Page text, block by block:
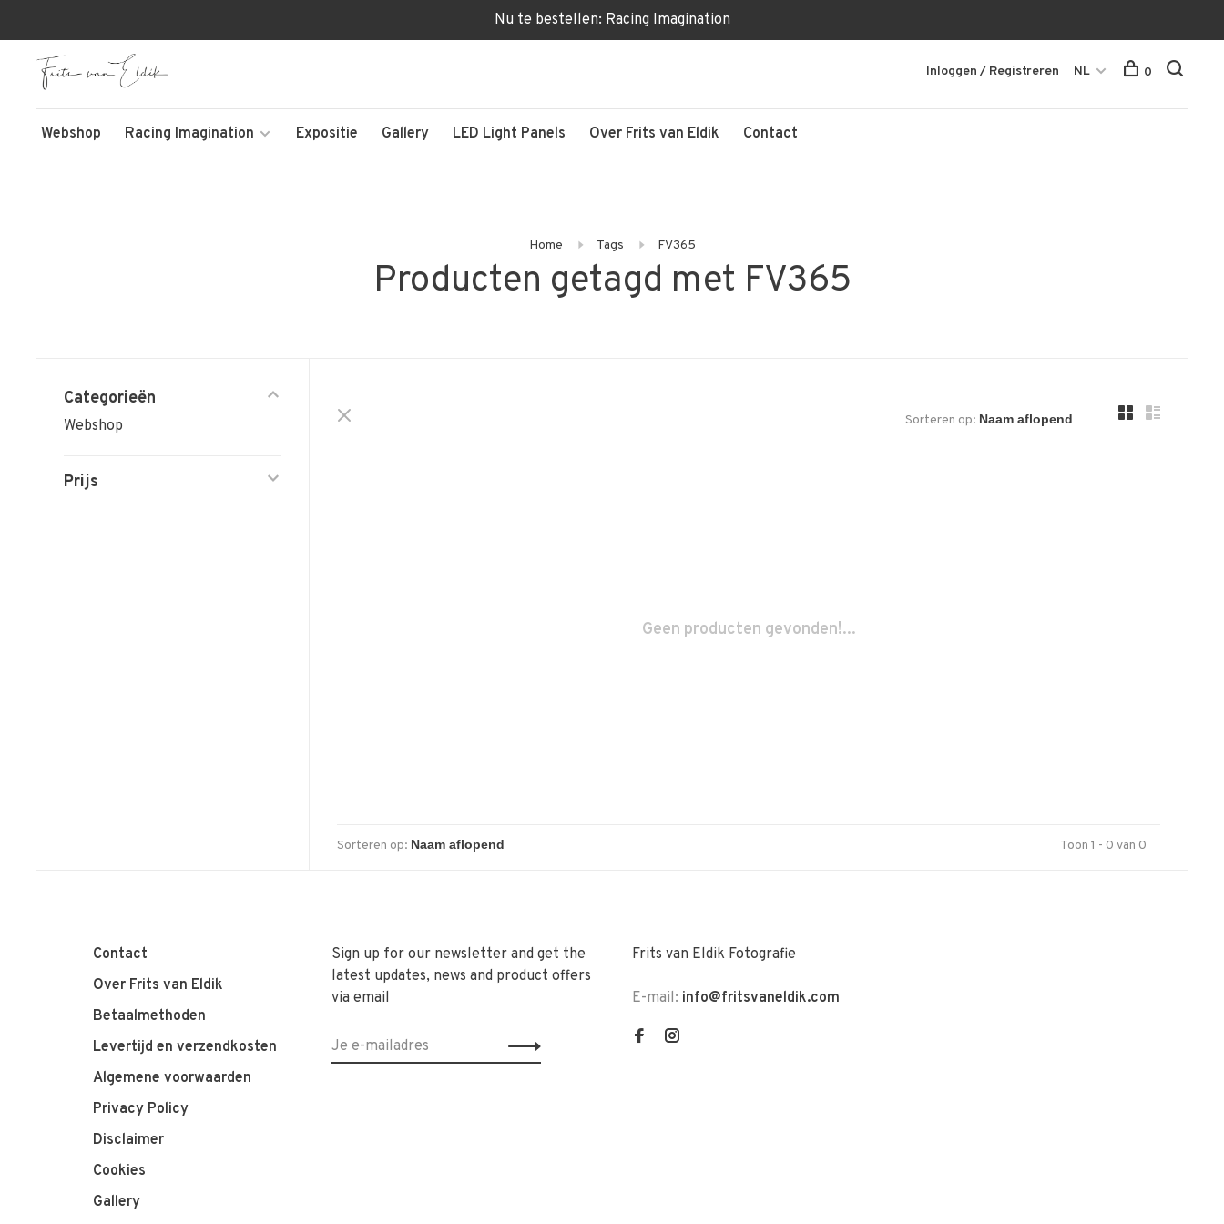
Nu te bestellen: Racing Imagination
Webshop Racing Imagination Expositie Gallery LED Light Panels Over Frits van Eldik Contact
Inloggen / Registreren NL 0
Home Tags FV365
Producten getagd met FV365
Categorieën
Webshop
Prijs
Sorteren op:
Geen producten gevonden!...
Sorteren op: Toon 1 - 0 van 0
Contact
Over Frits van Eldik
Betaalmethoden
Levertijd en verzendkosten
Algemene voorwaarden
Privacy Policy
Disclaimer
Cookies
Gallery
Sign up for our newsletter and get the
latest updates, news and product offers
via email
Frits van Eldik Fotografie
E-mail: info@fritsvaneldik.com